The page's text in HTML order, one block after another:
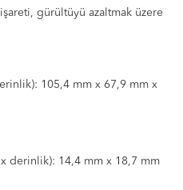
gürültüyü azaltmak üzere
105,4 mm x 67,9 mm x
derinlik): 14,4 mm x 18,7 mm